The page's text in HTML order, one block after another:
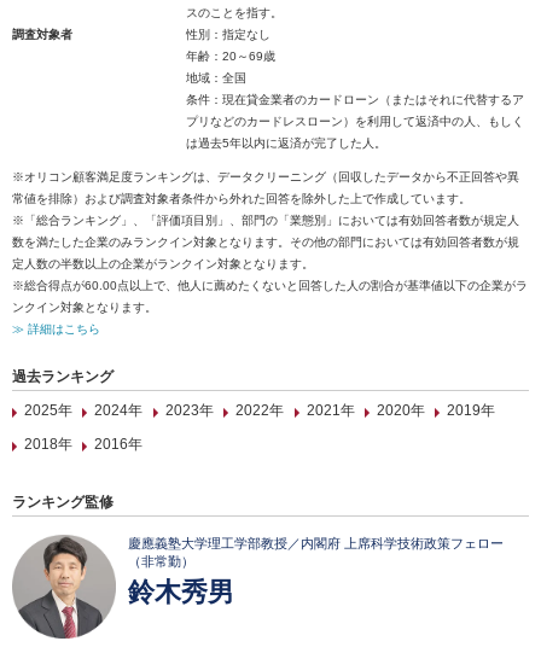
スのことを指す。
調査対象者
性別：指定なし
年齢：20～69歳
地域：全国
条件：現在貸金業者のカードローン（またはそれに代替するア
プリなどのカードレスローン）を利用して返済中の人、もしく
は過去5年以内に返済が完了した人。
※オリコン顧客満足度ランキングは、データクリーニング（回収したデータから不正回答や異
常値を排除）および調査対象者条件から外れた回答を除外した上で作成しています。
※「総合ランキング」、「評価項目別」、部門の「業態別」においては有効回答者数が規定人
数を満たした企業のみランクイン対象となります。その他の部門においては有効回答者数が規
定人数の半数以上の企業がランクイン対象となります。
※総合得点が60.00点以上で、他人に薦めたくないと回答した人の割合が基準値以下の企業がラ
ンクイン対象となります。
≫ 詳細はこちら
過去ランキング
2025年
2024年 2023年 2022年 2021年 2020年
2019年
2018年
2016年
ランキング監修
慶應義塾大学理工学部教授／内閣府 上席科学技術政策フェロー
（非常勤）
鈴木秀男